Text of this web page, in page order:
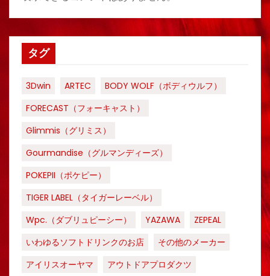
タグ
3Dwin ARTEC
BODY WOLF（ボディウルフ）
FORECAST（フォーキャスト）
Glimmis（グリミス）
Gourmandise（グルマンディーズ）
POKEPII（ポケピー）
TIGER LABEL（タイガーレーベル）
Wpc.（ダブリュピーシー）
YAZAWA
ZEPEAL
いわゆるソフトドリンクのお店
その他のメーカー
アイリスオーヤマ
アウトドアプロダクツ